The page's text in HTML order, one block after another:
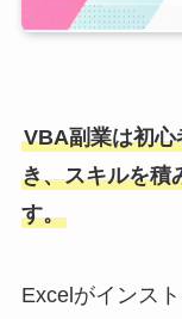
VBA副業は初心
き、スキルを積
す。
Excelがインス